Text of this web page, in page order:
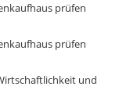
prüfen
prüfen
und